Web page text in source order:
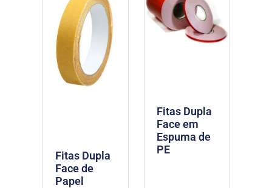
Fitas Dupla
Face de
Papel
Fitas Dupla
Face em
Espuma de
PE